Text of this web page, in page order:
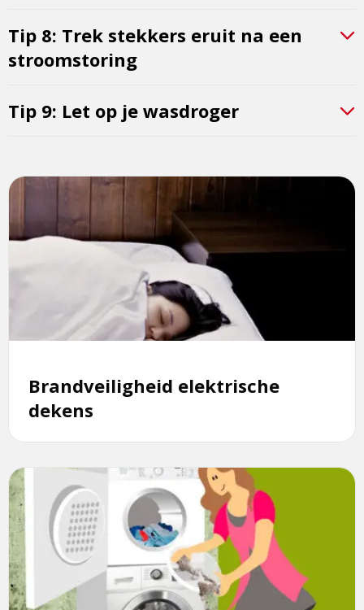
Tip 8: Trek stekkers eruit na een
stroomstoring
Tip 9: Let op je wasdroger
Brandveiligheid elektrische
dekens
Lees
over
Brandveiligheid
dekens